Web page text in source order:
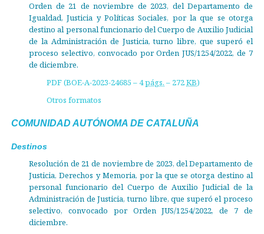
Orden de 21 de noviembre de 2023, del Departamento de
Igualdad, Justicia y Políticas Sociales, por la que se otorga
destino al personal funcionario del Cuerpo de Auxilio Judicial
de la Administración de Justicia, turno libre, que superó el
proceso selectivo, convocado por Orden JUS/1254/2022, de 7
de diciembre.
PDF (BOE-A-2023-24685 – 4págs. – 272KB)
Otros formatos
COMUNIDAD AUTÓNOMA DE CATALUÑA
Destinos
Resolución de 21 de noviembre de 2023, del Departamento de
Justicia, Derechos y Memoria, por la que se otorga destino al
personal funcionario del Cuerpo de Auxilio Judicial de la
Administración de Justicia, turno libre, que superó el proceso
selectivo, convocado por Orden JUS/1254/2022, de 7 de
diciembre.